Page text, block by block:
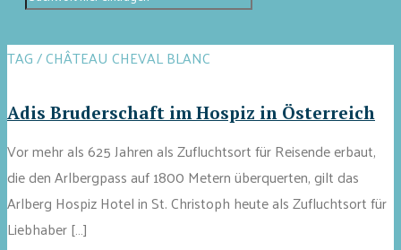
TAG / CHÂTEAU CHEVAL BLANC
Adis Bruderschaft im Hospiz in Österreich
Vor mehr als 625 Jahren als Zufluchtsort für Reisende erbaut,
die den Arlbergpass auf 1800 Metern überquerten, gilt das
Arlberg Hospiz Hotel in St. Christoph heute als Zufluchtsort für
Liebhaber […]